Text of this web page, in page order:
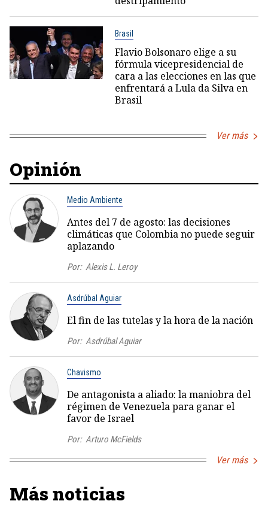
Brasil
Flavio Bolsonaro elige a su
fórmula vicepresidencial de
cara a las elecciones en las que
enfrentará a Lula da Silva en
Brasil
Ver más
Opinión
Medio Ambiente
Antes del 7 de agosto: las decisiones
climáticas que Colombia no puede seguir
aplazando
Por: Alexis L. Leroy
Asdrúbal Aguiar
El fin de las tutelas y la hora de la nación
Por: Asdrúbal Aguiar
Chavismo
De antagonista a aliado: la maniobra del
régimen de Venezuela para ganar el
favor de Israel
Por: Arturo McFields
Ver más
Más noticias